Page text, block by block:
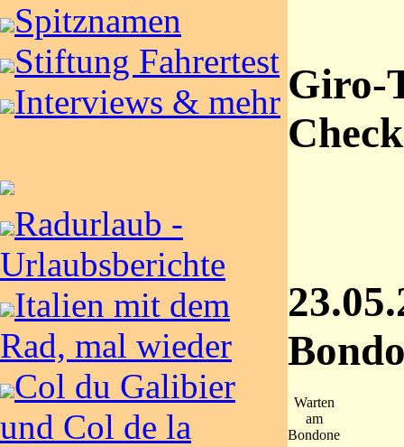
Spitznamen
Stiftung Fahrertest
Interviews & mehr
Radurlaub -
Urlaubsberichte
Italien mit dem
Rad, mal wieder
Col du Galibier
und Col de la
Giro-
Warten
am
Bondone